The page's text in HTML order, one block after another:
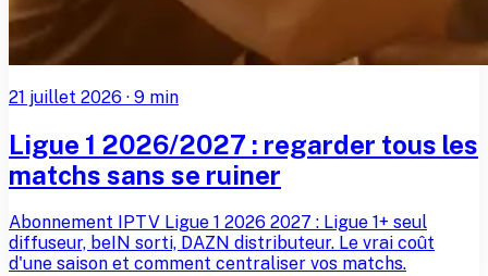
21 juillet 2026 · 9 min
Ligue 1 2026/2027 : regarder tous les
matchs sans se ruiner
Abonnement IPTV Ligue 1 2026 2027 : Ligue 1+ seul
diffuseur, beIN sorti, DAZN distributeur. Le vrai coût
d'une saison et comment centraliser vos matchs.